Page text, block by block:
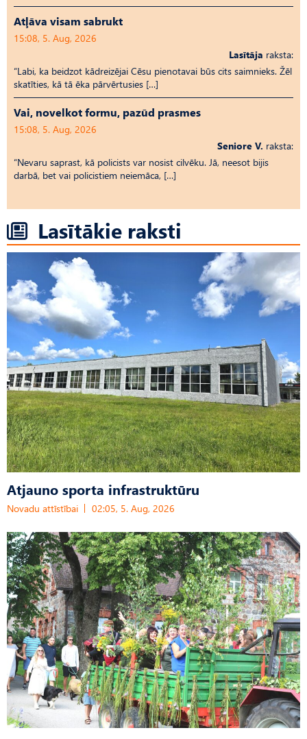
Atļāva visam sabrukt
15:08, 5. Aug, 2026
Lasītāja raksta:
“Labi, ka beidzot kādreizējai Cēsu pienotavai būs cits saimnieks. Žēl
skatīties, kā tā ēka pārvērtusies […]
Vai, novelkot formu, pazūd prasmes
15:08, 5. Aug, 2026
Seniore V. raksta:
“Nevaru saprast, kā policists var nosist cilvēku. Jā, neesot bijis
darbā, bet vai policistiem neiemāca, […]
Lasītākie raksti
Atjauno sporta infrastruktūru
Novadu attīstībai 02:05, 5. Aug, 2026